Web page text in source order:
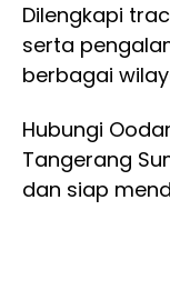
Dilengkapi
serta
berbagai
Hubungi
Tangerang
dan siap